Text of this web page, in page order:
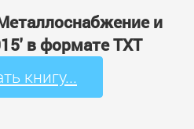
и
в формате TXT
книгу...